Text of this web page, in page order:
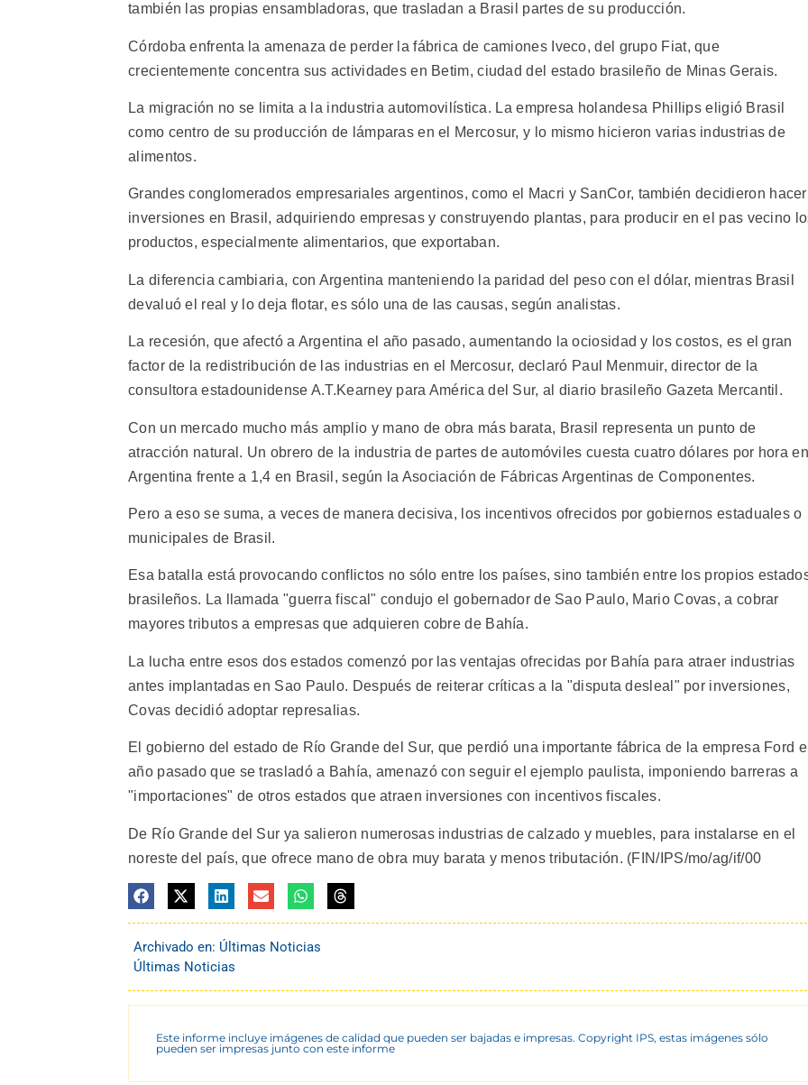
también las propias ensambladoras, que trasladan a Brasil partes de su producción.
Córdoba enfrenta la amenaza de perder la fábrica de camiones Iveco, del grupo Fiat, que
crecientemente concentra sus actividades en Betim, ciudad del estado brasileño de Minas Gerais.
La migración no se limita a la industria automovilística. La empresa holandesa Phillips eligió Brasil
como centro de su producción de lámparas en el Mercosur, y lo mismo hicieron varias industrias de
alimentos.
Grandes conglomerados empresariales argentinos, como el Macri y SanCor, también decidieron hacer
inversiones en Brasil, adquiriendo empresas y construyendo plantas, para producir en el pas vecino
productos, especialmente alimentarios, que exportaban.
La diferencia cambiaria, con Argentina manteniendo la paridad del peso con el dólar, mientras Brasil
devaluó el real y lo deja flotar, es sólo una de las causas, según analistas.
La recesión, que afectó a Argentina el año pasado, aumentando la ociosidad y los costos, es el gran
factor de la redistribución de las industrias en el Mercosur, declaró Paul Menmuir, director de la
consultora estadounidense A.T.Kearney para América del Sur, al diario brasileño Gazeta Mercantil.
Con un mercado mucho más amplio y mano de obra más barata, Brasil representa un punto de
atracción natural. Un obrero de la industria de partes de automóviles cuesta cuatro dólares por hora en
Argentina frente a 1,4 en Brasil, según la Asociación de Fábricas Argentinas de Componentes.
Pero a eso se suma, a veces de manera decisiva, los incentivos ofrecidos por gobiernos estaduales o
municipales de Brasil.
Esa batalla está provocando conflictos no sólo entre los países, sino también entre los propios
brasileños. La llamada "guerra fiscal" condujo el gobernador de Sao Paulo, Mario Covas, a cobrar
mayores tributos a empresas que adquieren cobre de Bahía.
La lucha entre esos dos estados comenzó por las ventajas ofrecidas por Bahía para atraer industrias
antes implantadas en Sao Paulo. Después de reiterar críticas a la "disputa desleal" por inversiones,
Covas decidió adoptar represalias.
El gobierno del estado de Río Grande del Sur, que perdió una importante fábrica de la empresa Ford
año pasado que se trasladó a Bahía, amenazó con seguir el ejemplo paulista, imponiendo barreras a
"importaciones" de otros estados que atraen inversiones con incentivos fiscales.
De Río Grande del Sur ya salieron numerosas industrias de calzado y muebles, para instalarse en el
noreste del país, que ofrece mano de obra muy barata y menos tributación. (FIN/IPS/mo/ag/if/00
Archivado en: Últimas Noticias
Últimas Noticias
Este informe incluye imágenes de calidad que pueden ser bajadas e impresas. Copyright IPS, estas imágenes sólo
pueden ser impresas junto con este informe